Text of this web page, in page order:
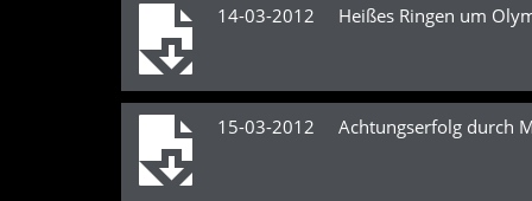
14-03-2012 Heißes Ringen um
15-03-2012 Achtungserfolg durch